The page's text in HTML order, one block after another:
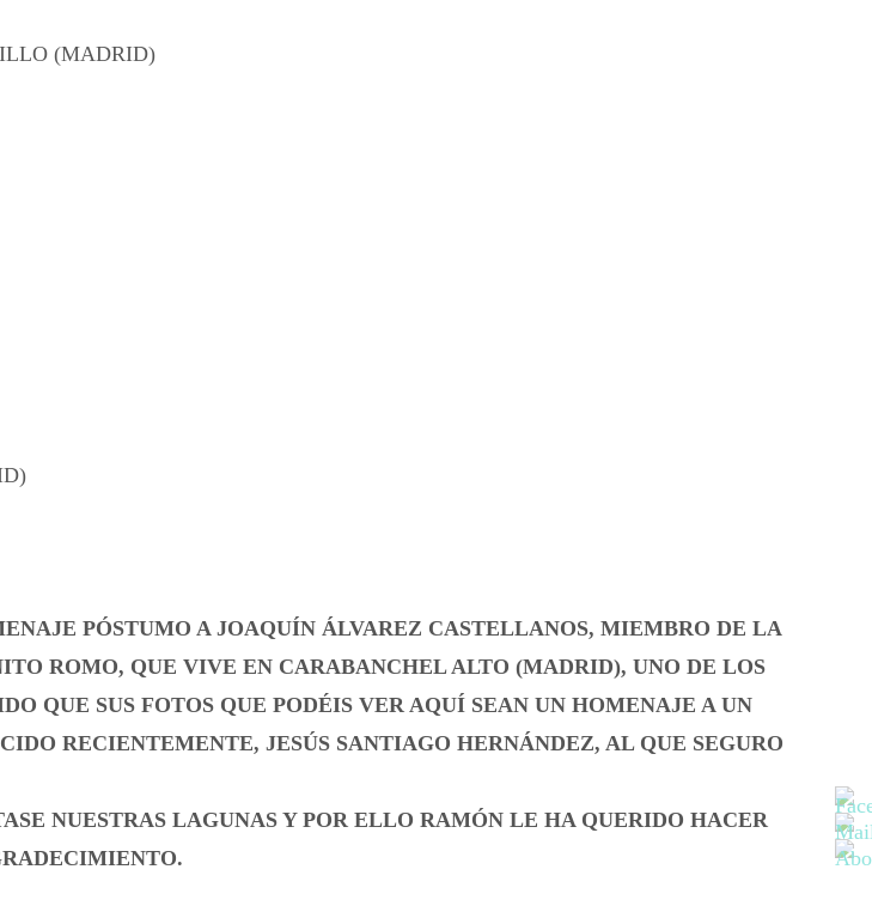
(MADRID)
PÓSTUMO A JOAQUÍN ÁLVAREZ CASTELLANOS, MIEMBRO DE LA
ROMO, QUE VIVE EN CARABANCHEL ALTO (MADRID), UNO DE LOS
QUE SUS FOTOS QUE PODÉIS VER AQUÍ SEAN UN HOMENAJE A UN
RECIENTEMENTE, JESÚS SANTIAGO HERNÁNDEZ, AL QUE SEGURO
NUESTRAS LAGUNAS Y POR ELLO RAMÓN LE HA QUERIDO HACER